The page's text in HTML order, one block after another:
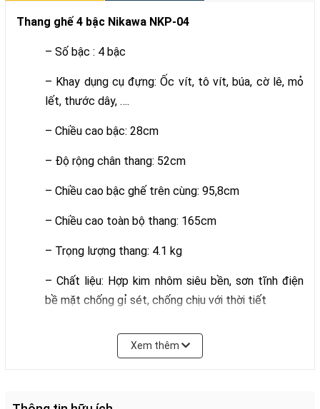
Thang ghế 4 bậc Nikawa NKP-04
– Số bậc : 4 bậc
– Khay dụng cụ đựng: Ốc vít, tô vít, búa, cờ lê, mỏ
lết, thước dây, ….
– Chiều cao bậc: 28cm
– Độ rộng chân thang: 52cm
– Chiều cao bậc ghế trên cùng: 95,8cm
– Chiều cao toàn bộ thang: 165cm
– Trọng lượng thang: 4.1 kg
– Chất liệu: Hợp kim nhôm siêu bền, sơn tĩnh điện
bề mặt chống gỉ sét, chống chịu với thời tiết
– Tải trọng thang: 90kg
– Bảo hành: 18 tháng
Xem thêm